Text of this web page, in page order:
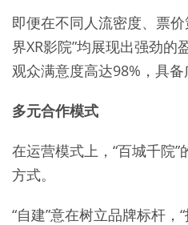
即便在不同人流密度、票
界XR影院”均展现出强劲的
观众满意度高达98%，具备
多元合作模式
在运营模式上，“百城千院”
方式。
“自建”意在树立品牌标杆，